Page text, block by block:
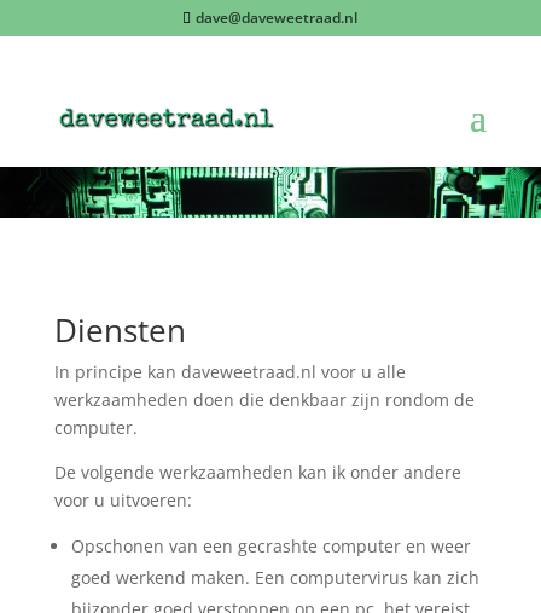
dave@daveweetraad.nl
Diensten
In principe kan daveweetraad.nl voor u alle
werkzaamheden doen die denkbaar zijn rondom de
computer.
De volgende werkzaamheden kan ik onder andere
voor u uitvoeren:
Opschonen van een gecrashte computer en weer
goed werkend maken. Een computervirus kan zich